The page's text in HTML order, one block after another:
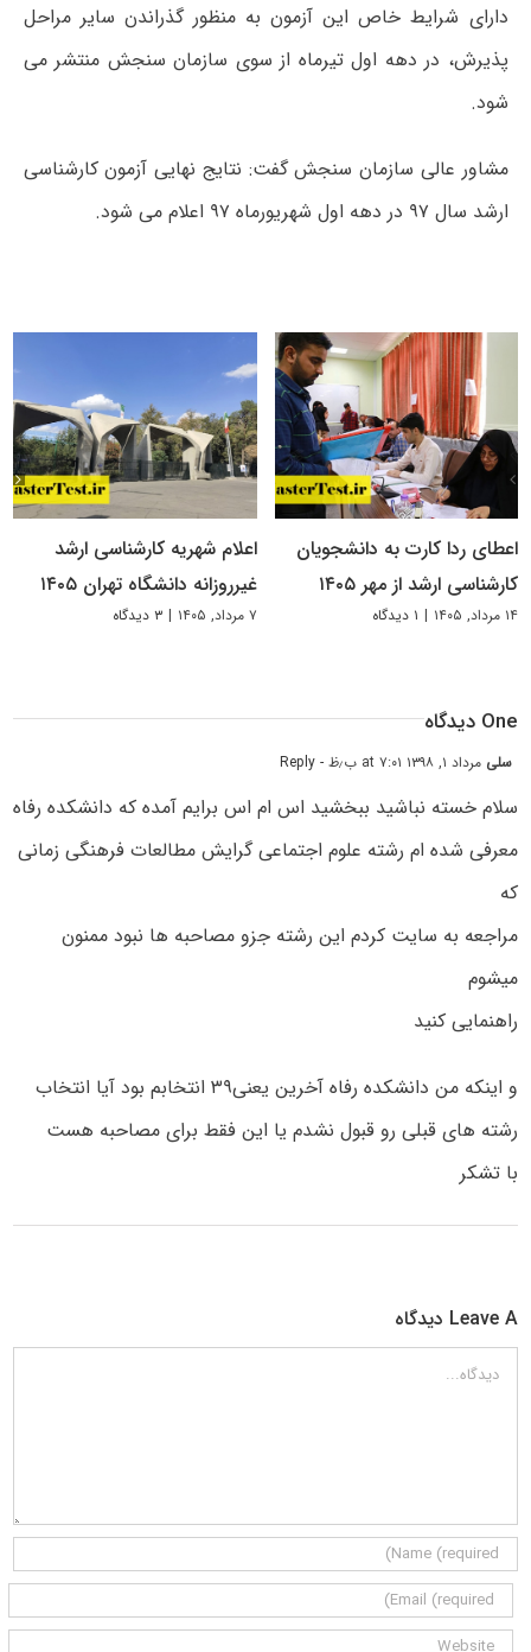
دارای شرایط خاص این آزمون به منظور گذراندن سایر مراحل
پذیرش، در دهه اول تیرماه از سوی سازمان سنجش منتشر می
شود.
مشاور عالی سازمان سنجش گفت: نتایج نهایی آزمون کارشناسی
ارشد سال ۹۷ در دهه اول شهریورماه ۹۷ اعلام می شود.
اعطای ردا کارت به دانشجویان
کارشناسی ارشد از مهر ۱۴۰۵
۱۴ مرداد, ۱۴۰۵ | ۱ دیدگاه
اعلام شهریه کارشناسی ارشد
غیرروزانه دانشگاه تهران ۱۴۰۵
۷ مرداد, ۱۴۰۵ | ۳ دیدگاه
One دیدگاه
سلی مرداد ۱, ۱۳۹۸ at ۷:۰۱ ب٫ظ - Reply
سلام خسته نباشید ببخشید اس ام اس برایم آمده که دانشکده رفاه
معرفی شده ام رشته علوم اجتماعی گرایش مطالعات فرهنگی زمانی
که
مراجعه به سایت کردم این رشته جزو مصاحبه ها نبود ممنون
میشوم
راهنمایی کنید
و اینکه من دانشکده رفاه آخرین یعنی۳۹ انتخابم بود آیا انتخاب
رشته های قبلی رو قبول نشدم یا این فقط برای مصاحبه هست
با تشکر
Leave A دیدگاه
دیدگاه